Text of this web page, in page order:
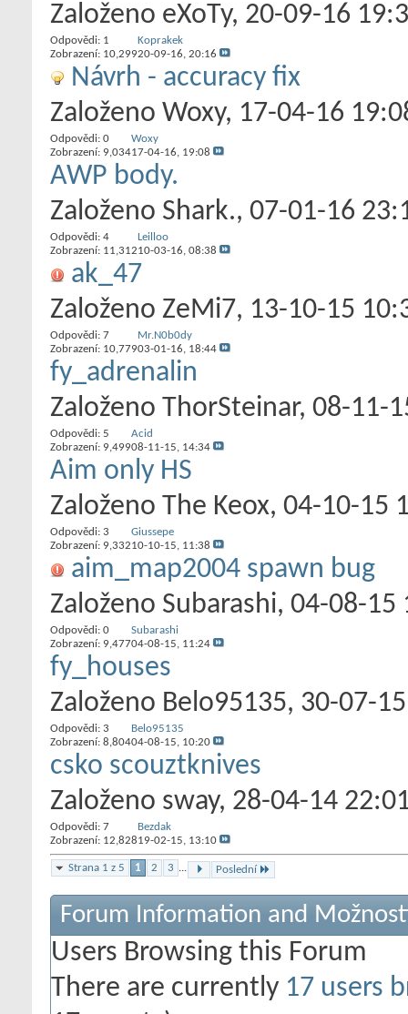
Založeno eXoTy‎, 20-09-16
Odpovědi: 1
Zobrazení: 10,299
Koprakek
20-09-16, 20:16
Návrh - accuracy fix
Založeno Woxy‎, 17-04-16
Odpovědi: 0
Zobrazení: 9,034
Woxy
17-04-16, 19:08
AWP body.
Založeno Shark.‎, 07-01-16
Odpovědi: 4
Zobrazení: 11,312
Leilloo
10-03-16, 08:38
ak_47
Založeno ZeMi7‎, 13-10-15
Odpovědi: 7
Zobrazení: 10,779
Mr.N0b0dy
03-01-16, 18:44
fy_adrenalin
Založeno ThorSteinar‎, 08-11-
Odpovědi: 5
Zobrazení: 9,499
Acid
08-11-15, 14:34
Aim only HS
Založeno The Keox‎, 04-10-15
Odpovědi: 3
Zobrazení: 9,332
Giussepe
10-10-15, 11:38
aim_map2004 spawn bug
Založeno Subarashi‎, 04-08-15
Odpovědi: 0
Zobrazení: 9,477
Subarashi
04-08-15, 11:24
fy_houses
Založeno Belo95135‎, 30-07-
Odpovědi: 3
Zobrazení: 8,804
Belo95135
04-08-15, 10:20
csko scouztknives
Založeno sway‎, 28-04-14
Odpovědi: 7
Zobrazení: 12,828
Bezdak
19-02-15, 13:10
Strana 1 z 5 1 2 3 ... Poslední
Forum Information and
Users Browsing this Forum
There are currently 17 users